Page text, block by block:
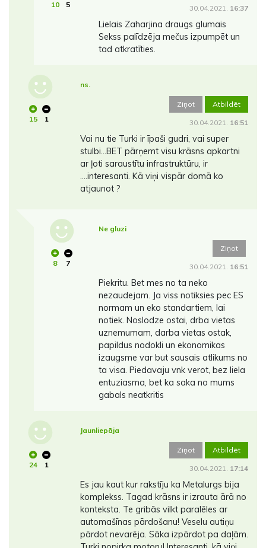
10 5 30.04.2021. 16:37
Lielais Zaharjina draugs glumais
Sekss palīdzēja mečus izpumpēt un
tad atkratīties.
15 1
ns.
Ziņot Atbildēt
30.04.2021. 16:51
Vai nu tie Turki ir īpaši gudri, vai super
stulbi...BET pārņemt visu krāsns apkartni
ar ļoti saraustītu infrastruktūru, ir
....interesanti. Kā viņi vispār domā ko
atjaunot ?
8 7
Ne gluzi
Ziņot
30.04.2021. 16:51
Piekritu. Bet mes no ta neko
nezaudejam. Ja viss notiksies pec ES
normam un eko standartiem, lai
notiek. Noslodze ostai, drba vietas
uznemumam, darba vietas ostak,
papildus nodokli un ekonomikas
izaugsme var but sausais atlikums no
ta visa. Piedavaju vnk verot, bez liela
entuziasma, bet ka saka no mums
gabals neatkritis
24 1
Jaunliepāja
Ziņot Atbildēt
30.04.2021. 17:14
Es jau kaut kur rakstīju ka Metalurgs bija
komplekss. Tagad krāsns ir izrauta ārā no
konteksta. Te gribās vilkt paralēles ar
automašīnas pārdošanu! Veselu autiņu
pārdot nevarēja. Sāka izpārdot pa daļām.